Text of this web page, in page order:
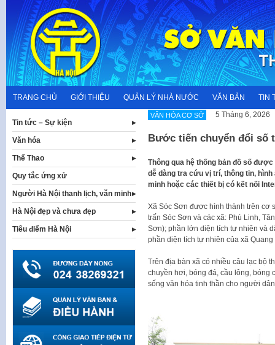
content
TRANG CHỦ GIỚI THIỆU QUẢN LÝ NHÀ NƯỚC VĂN BẢN TIN
VĂN HÓA CƠ SỞ 5 Tháng 6, 2026
Bước tiến chuyển đổi số
Thông qua hệ thống bản đồ số
dễ dàng tra cứu vị trí, thông tin,
minh hoặc các thiết bị có kết nối
Xã Sóc Sơn được hình thành trên cơ
trấn Sóc Sơn và các xã: Phù Linh,
Sơn); phần lớn diện tích tự nhiên và
phần diện tích tự nhiên của xã
Trên địa bàn xã có nhiều câu lạc bộ
chuyền hơi, bóng đá, cầu lông,
sống văn hóa tinh thần cho người
Tin tức – Sự kiện
Văn hóa
Thể Thao
Quy tắc ứng xử
Người Hà Nội thanh lịch, văn minh
Hà Nội đẹp và chưa đẹp
Tiêu điểm Hà Nội